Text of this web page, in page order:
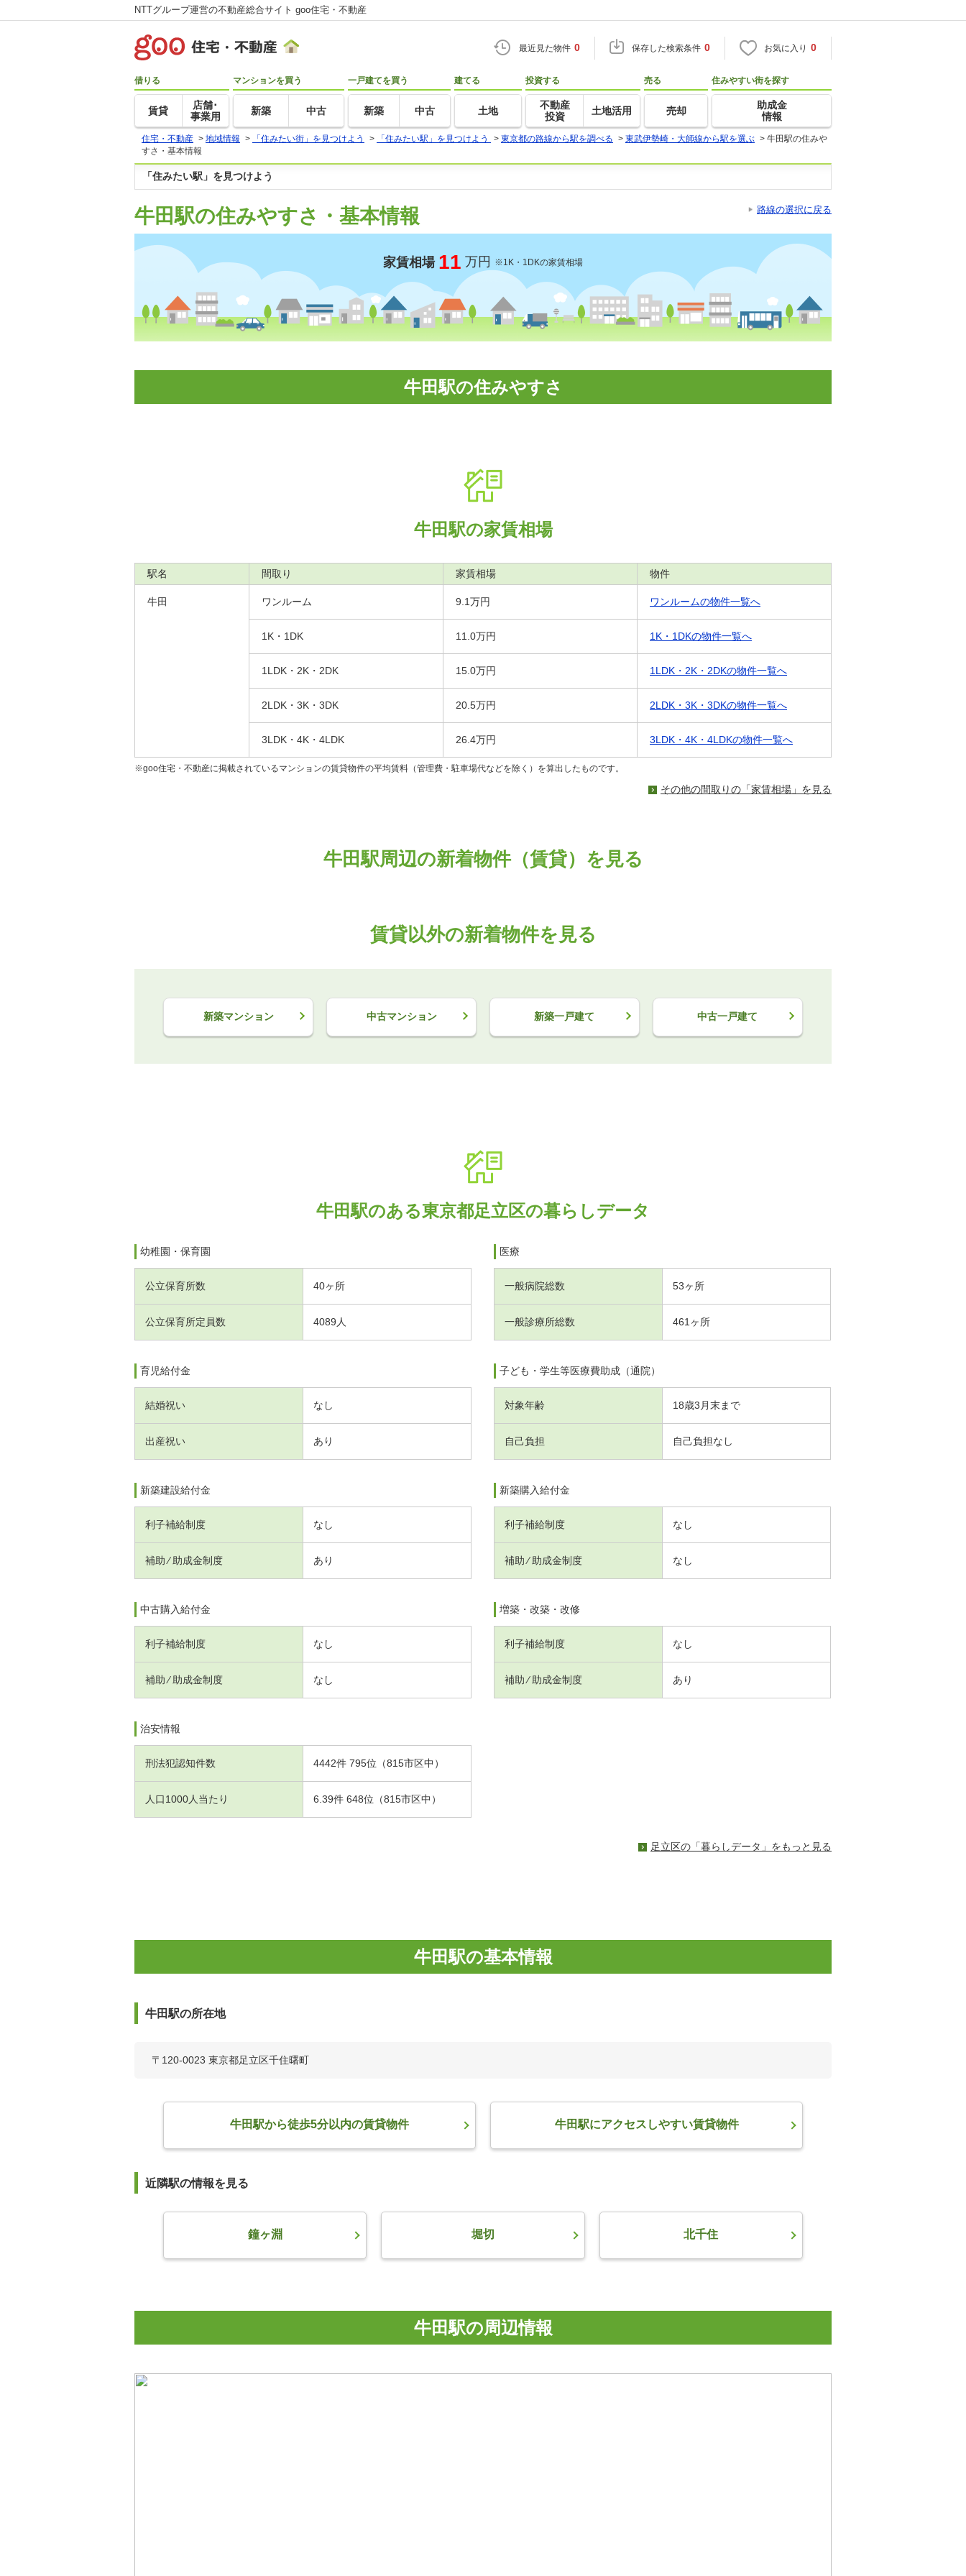
NTTグループ運営の不動産総合サイト goo住宅・不動産
最近見た物件 0 保存した検索条件 0 お気に入り 0
借りる
賃貸
店舗･
事業用
マンションを買う
新築 中古
一戸建てを買う
新築 中古
建てる
土地
投資する
不動産
投資
土地活用
売る
売却
住みやすい街を探す
助成金
情報
住宅・不動産 > 地域情報 > 「住みたい街」を見つけよう > 「住みたい駅」を見つけよう > 東京都の路線から駅を調べる > 東武伊勢崎・大師線から駅を選ぶ > 牛田駅の住みや
すさ・基本情報
「住みたい駅」を見つけよう
牛田駅の住みやすさ・基本情報 路線の選択に戻る
家賃相場 11 万円 ※1K・1DKの家賃相場
牛田駅の住みやすさ
牛田駅の家賃相場
駅名 間取り 家賃相場 物件
牛田 ワンルーム 9.1万円 ワンルームの物件一覧へ
1K・1DK 11.0万円 1K・1DKの物件一覧へ
1LDK・2K・2DK 15.0万円 1LDK・2K・2DKの物件一覧へ
2LDK・3K・3DK 20.5万円 2LDK・3K・3DKの物件一覧へ
3LDK・4K・4LDK 26.4万円 3LDK・4K・4LDKの物件一覧へ
※goo住宅・不動産に掲載されているマンションの賃貸物件の平均賃料（管理費・駐車場代などを除く）を算出したものです。
その他の間取りの「家賃相場」を見る
牛田駅周辺の新着物件（賃貸）を見る
賃貸以外の新着物件を見る
新築マンション 中古マンション 新築一戸建て 中古一戸建て
牛田駅のある東京都足立区の暮らしデータ
幼稚園・保育園
公立保育所数 40ヶ所
公立保育所定員数 4089人
医療
一般病院総数 53ヶ所
一般診療所総数 461ヶ所
育児給付金
結婚祝い なし
出産祝い あり
子ども・学生等医療費助成（通院）
対象年齢 18歳3月末まで
自己負担 自己負担なし
新築建設給付金
利子補給制度 なし
補助 ⁄ 助成金制度 あり
新築購入給付金
利子補給制度 なし
補助 ⁄ 助成金制度 なし
中古購入給付金
利子補給制度 なし
補助 ⁄ 助成金制度 なし
増築・改築・改修
利子補給制度 なし
補助 ⁄ 助成金制度 あり
治安情報
刑法犯認知件数 4442件 795位（815市区中）
人口1000人当たり 6.39件 648位（815市区中）
足立区の「暮らしデータ」をもっと見る
牛田駅の基本情報
牛田駅の所在地
〒120-0023 東京都足立区千住曙町
牛田駅から徒歩5分以内の賃貸物件 牛田駅にアクセスしやすい賃貸物件
近隣駅の情報を見る
鐘ヶ淵 堀切 北千住
牛田駅の周辺情報